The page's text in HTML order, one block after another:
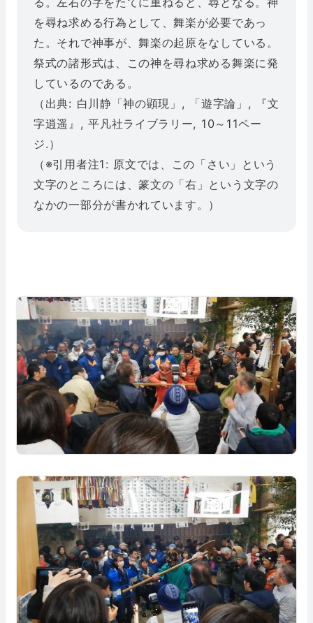
を尋ね求める行為として、舞楽が必要であっ
た。それで神事が、舞楽の起原をなしている。
祭式の諸形式は、この神を尋ね求める舞楽に発
しているのである。
（出典: 白川静「神の顕現」, 「遊字論」, 『文
字逍遥』, 平凡社ライブラリー, 10～11ペー
ジ.）
（※引用者注1: 原文では、この「さい」という
文字のところには、篆文の「右」という文字の
なかの一部分が書かれています。）